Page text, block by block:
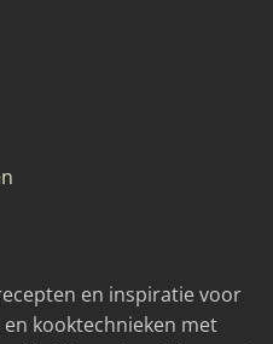
en inspiratie voor
kooktechnieken met